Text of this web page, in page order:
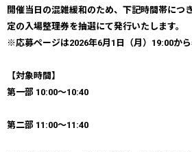
開催当日の混雑緩和のため、下記時間帯につ
定の入場整理券を抽選にて発行いたします。
※応募ページは2026年6月1日（月）19:00から
【対象時間】
第一部 10:00〜10:40
第二部 11:00〜11:40